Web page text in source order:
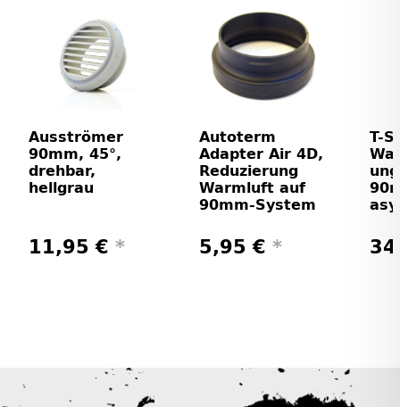
Ausströmer
90mm, 45°,
drehbar,
hellgrau
11,95 € *
Autoterm
Adapter Air 4D,
Reduzierung
Warmluft auf
90mm-System
5,95 € *
T-